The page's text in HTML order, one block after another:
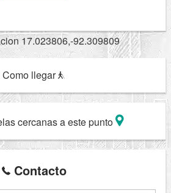
17.023806,-92.309809
Como llegar
cercanas a este punto
Contacto